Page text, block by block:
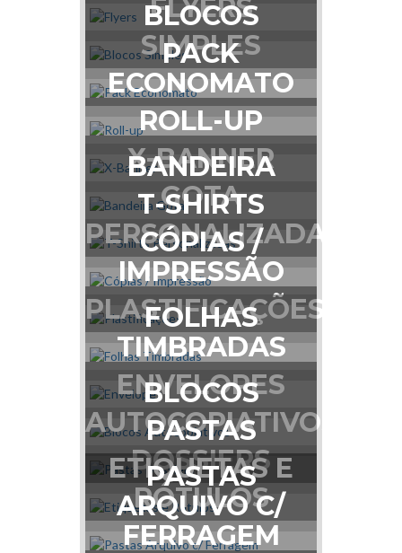
FLYERS
BLOCOS
SIMPLES
PACK
ECONOMATO
ROLL-UP
X-BANNER
BANDEIRA
GOTA
T-SHIRTS
PERSONALIZADAS
CÓPIAS /
IMPRESSÃO
PLASTIFICAÇÕES
FOLHAS
TIMBRADAS
ENVELOPES
BLOCOS
AUTOCOPIATIVOS
PASTAS
DOSSIERS
ETIQUETAS E
RÓTULOS
PASTAS
ARQUIVO C/
FERRAGEM